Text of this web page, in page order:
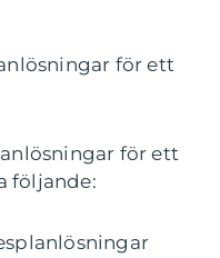
för ett
för ett
följande: